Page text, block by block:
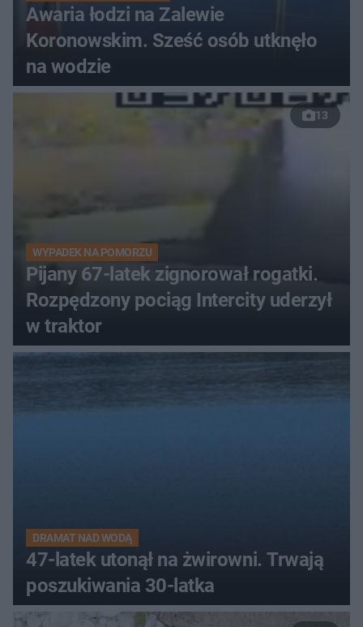
Awaria łodzi na Zalewie
Koronowskim. Sześć osób utknęło
na wodzie
13
WYPADEK NA POMORZU
Pijany 67-latek zignorował rogatki.
Rozpędzony pociąg Intercity uderzył
w traktor
DRAMAT NAD WODĄ
47-latek utonął na żwirowni. Trwają
poszukiwania 30-latka